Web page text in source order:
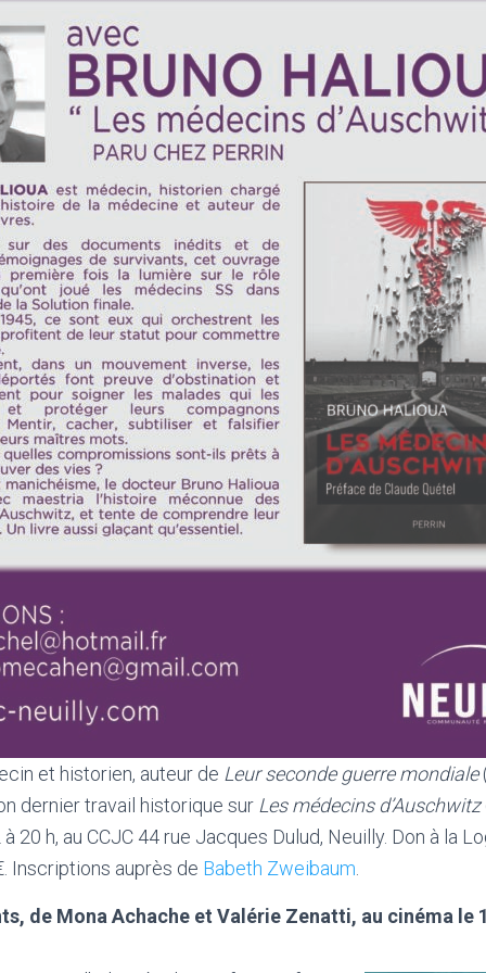
et historien, auteur de Leur seconde guerre mondiale
dernier travail historique sur Les médecins d’Auschwitz
20 h, au CCJC 44 rue Jacques Dulud, Neuilly. Don à la
Inscriptions auprès de Babeth Zweibaum
de Mona Achache et Valérie Zenatti, au cinéma le